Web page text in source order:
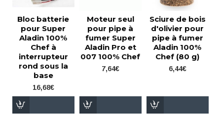
Bloc batterie
pour Super
Aladin 100%
Chef à
interrupteur
rond sous la
base
16,68€
Moteur seul
pour pipe à
fumer Super
Aladin Pro et
007 100% Chef
7,64€
Sciure de bois
d'olivier pour
pipe à fumer
Aladin 100%
Chef (80 g)
6,44€